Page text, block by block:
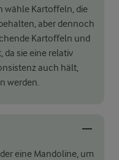
wähle Kartoffeln, die
aber dennoch
Kartoffeln und
da sie eine relativ
auch hält,
werden.
eine Mandoline, um